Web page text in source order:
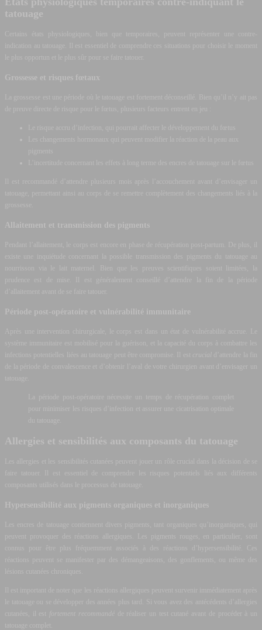
tatouage
Certains états physiologiques, bien que temporaires, peuvent représenter une contre-
indication au tatouage. Il est essentiel de comprendre ces situations pour choisir le moment
le plus opportun et le plus sûr pour se faire tatouer.
Grossesse et risques fœtaux
La grossesse est une période où le tatouage est fortement déconseillé. Bien qu’il n’y ait pas
de preuve directe de risque pour le fœtus, plusieurs facteurs entrent en jeu :
Le risque accru d’infection, qui pourrait affecter le développement du fœtus
Les changements hormonaux qui peuvent modifier la réaction de la peau aux
pigments
L’incertitude concernant les effets à long terme des encres de tatouage sur le fœtus
Il est recommandé d’attendre plusieurs mois après l’accouchement avant d’envisager un
tatouage, permettant ainsi au corps de se remettre complètement des changements liés à la
grossesse.
Allaitement et transmission des pigments
Pendant l’allaitement, le corps est encore en phase de récupération post-partum. De plus, il
existe une inquiétude concernant la possible transmission des pigments du tatouage au
nourrisson via le lait maternel. Bien que les preuves scientifiques soient limitées, la
prudence est de mise. Il est généralement conseillé d’attendre la fin de la période
d’allaitement avant de se faire tatouer.
Période post-opératoire et vulnérabilité immunitaire
Après une intervention chirurgicale, le corps est dans un état de vulnérabilité accrue. Le
système immunitaire est mobilisé pour la guérison, et la capacité du corps à combattre les
infections potentielles liées au tatouage peut être compromise. Il est
crucial d’attendre la fin
de la période de convalescence et d’obtenir l’aval de votre chirurgien avant d’envisager un
tatouage.
La période post-opératoire nécessite un temps de récupération complet
pour minimiser les risques d’infection et assurer une cicatrisation optimale
du tatouage.
Allergies et sensibilités aux composants du tatouage
Les allergies et les sensibilités cutanées peuvent jouer un rôle crucial dans la décision de se
faire tatouer. Il est essentiel de comprendre les risques potentiels liés aux différents
composants utilisés dans le processus de tatouage.
Hypersensibilité aux pigments organiques et inorganiques
Les encres de tatouage contiennent divers pigments, tant organiques qu’inorganiques, qui
peuvent provoquer des réactions allergiques. Les pigments rouges, en particulier, sont
connus pour être plus fréquemment associés à des réactions d’hypersensibilité. Ces
réactions peuvent se manifester par des démangeaisons, des gonflements, ou même des
lésions cutanées chroniques.
Il est important de noter que les réactions allergiques peuvent survenir immédiatement après
le tatouage ou se développer des années plus tard. Si vous avez des antécédents d’allergies
cutanées, il est
fortement recommandé
de réaliser un test cutané avant de procéder à un
tatouage complet.